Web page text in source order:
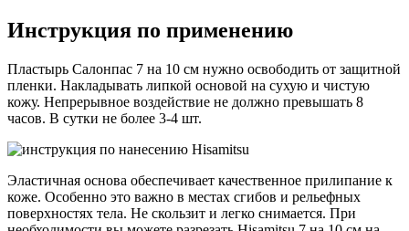
Инструкция по применению
Пластырь Салонпас 7 на 10 см нужно освободить от защитной
пленки. Накладывать липкой основой на сухую и чистую
кожу. Непрерывное воздействие не должно превышать 8
часов. В сутки не более 3-4 шт.
Эластичная основа обеспечивает качественное прилипание к
коже. Особенно это важно в местах сгибов и рельефных
поверхностях тела. Не скользит и легко снимается. При